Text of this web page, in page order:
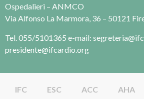
Ospedalieri – ANMCO
Via Alfonso La Marmora, 36 – 50121
Tel. 055/5101365 e-mail:
presidente@ifcardio.org
IFC ESC ACC AHA